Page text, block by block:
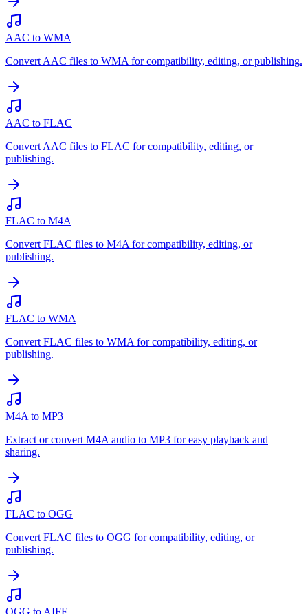
AAC to WMA
Convert AAC files to WMA for compatibility, editing, or publishing.
AAC to FLAC
Convert AAC files to FLAC for compatibility, editing, or
publishing.
FLAC to M4A
Convert FLAC files to M4A for compatibility, editing, or
publishing.
FLAC to WMA
Convert FLAC files to WMA for compatibility, editing, or
publishing.
M4A to MP3
Extract or convert M4A audio to MP3 for easy playback and
sharing.
FLAC to OGG
Convert FLAC files to OGG for compatibility, editing, or
publishing.
OGG to AIFF